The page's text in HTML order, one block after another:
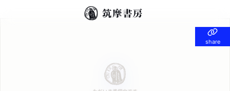
share
share